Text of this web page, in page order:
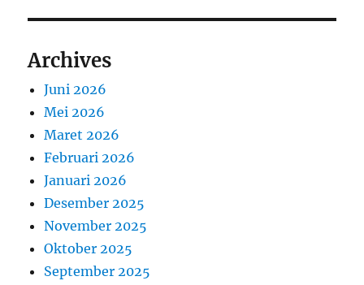
Archives
Juni 2026
Mei 2026
Maret 2026
Februari 2026
Januari 2026
Desember 2025
November 2025
Oktober 2025
September 2025